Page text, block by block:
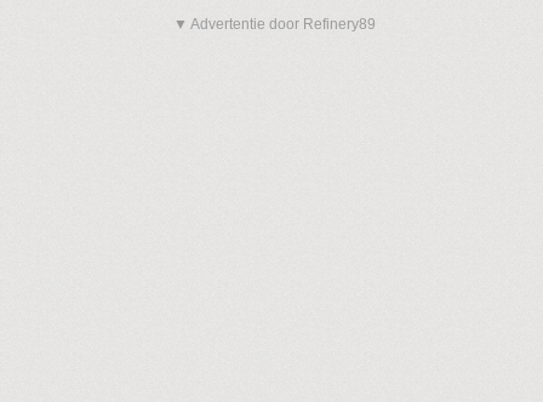
▼ Advertentie door Refinery89